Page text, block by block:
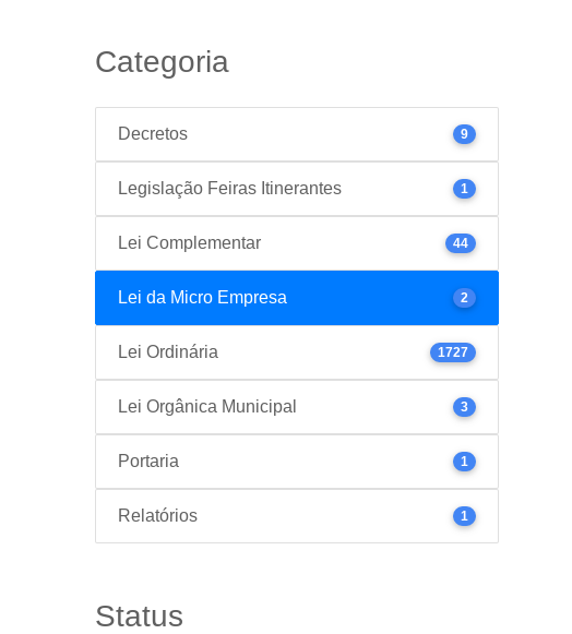
Categoria
Decretos 9
Legislação Feiras Itinerantes 1
Lei Complementar 44
Lei da Micro Empresa 2
Lei Ordinária 1727
Lei Orgânica Municipal 3
Portaria 1
Relatórios 1
Status